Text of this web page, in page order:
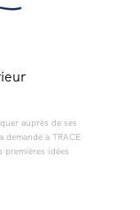
auprès de ses
demandé à TRACE
premières idées